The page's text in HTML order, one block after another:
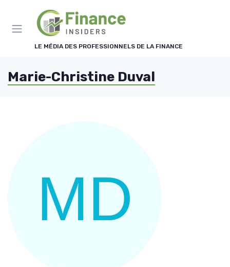
LE MÉDIA DES PROFESSIONNELS DE LA FINANCE
Marie-Christine Duval